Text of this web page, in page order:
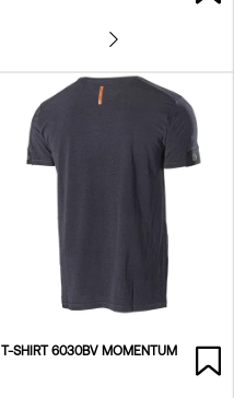
T-SHIRT 6030BV MOMENTUM